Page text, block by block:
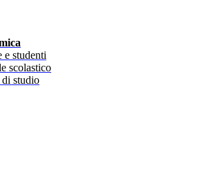
e studenti
scolastico
di studio